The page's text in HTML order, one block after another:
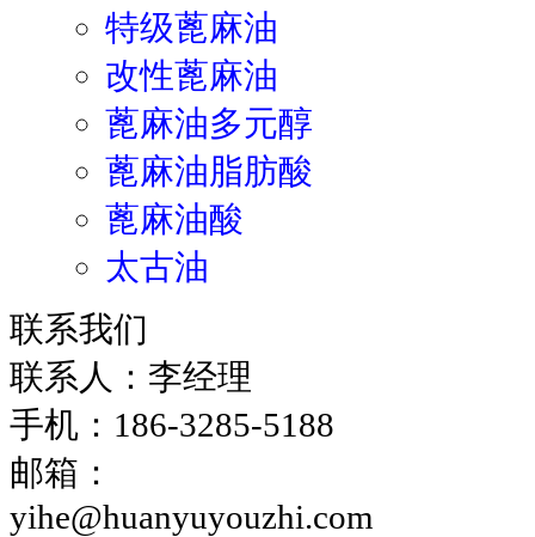
特级蓖麻油
改性蓖麻油
蓖麻油多元醇
蓖麻油脂肪酸
蓖麻油酸
太古油
联系我们
联系人：李经理
手机：186-3285-5188
邮箱：
yihe@huanyuyouzhi.com